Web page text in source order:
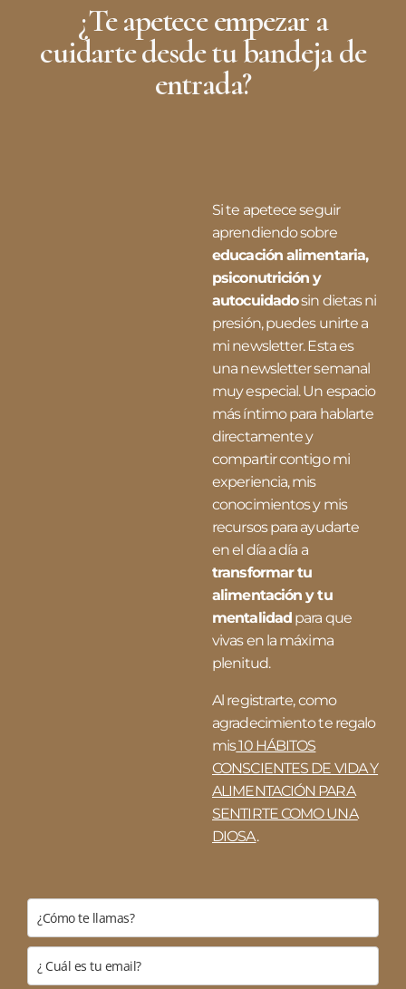
¿Te apetece empezar a
cuidarte desde tu bandeja de
entrada?
Si te apetece seguir
aprendiendo sobre
educación alimentaria,
psiconutrición y
autocuidadosin dietas ni
presión, puedes unirte a
mi newsletter. Esta es
una newsletter semanal
muy especial. Un espacio
más íntimo para hablarte
directamente y
compartir contigo mi
experiencia, mis
conocimientos y mis
recursos para ayudarte
en el día a día a
transformar tu
alimentación y tu
mentalidad para que
vivas en la máxima
plenitud.
Al registrarte, como
agradecimiento te regalo
mis10 HÁBITOS
CONSCIENTES DE VIDA Y
ALIMENTACIÓN PARA
SENTIRTE COMO UNA
DIOSA.